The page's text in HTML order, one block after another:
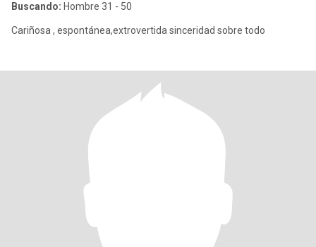
Buscando: Hombre 31 - 50
Cariñosa , espontánea,extrovertida sinceridad sobre todo